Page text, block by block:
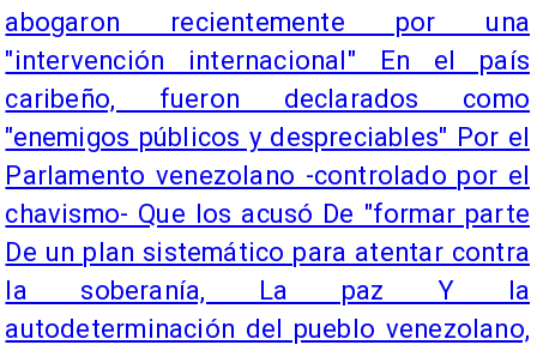
abogaron recientemente por una
"intervención internacional" En el país
caribeño, fueron declarados como
"enemigos públicos y despreciables" Por el
Parlamento venezolano -controlado por el
chavismo- Que los acusó De "formar parte
De un plan sistemático para atentar contra
la soberanía, La paz Y la
autodeterminación del pueblo venezolano,